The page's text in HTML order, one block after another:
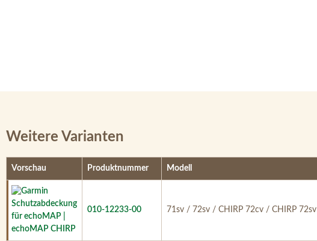
Weitere Varianten
Vorschau Produktnummer Modell
010-12233-00 71sv / 72sv / CHIRP 72cv / CHIRP 72sv